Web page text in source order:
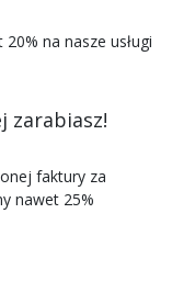
na nasze usługi
zarabiasz!
faktury za
nawet 25%